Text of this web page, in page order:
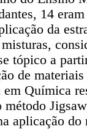
14
da
tópico a
de
Química
método
aplicação do